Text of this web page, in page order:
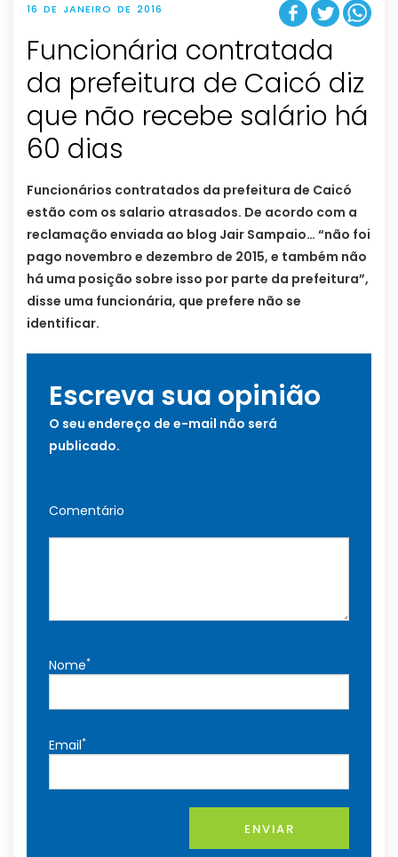
16 DE JANEIRO DE 2016
Funcionária contratada
da prefeitura de Caicó diz
que não recebe salário há
60 dias
Funcionários contratados da prefeitura de Caicó
estão com os salario atrasados. De acordo com a
reclamação enviada ao blog Jair Sampaio… “não foi
pago novembro e dezembro de 2015, e também não
há uma posição sobre isso por parte da prefeitura”,
disse uma funcionária, que prefere não se
identificar.
Escreva sua opinião
O seu endereço de e-mail não será
publicado.
Comentário
Nome*
Email*
ENVIAR